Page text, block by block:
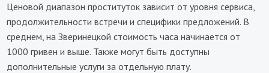
Ценовой диапазон проституток зависит от уровня сервиса,
продолжительности встречи и специфики предложений. В
среднем, на Зверинецкой стоимость часа начинается от
1000 гривен и выше. Также могут быть доступны
дополнительные услуги за отдельную плату.